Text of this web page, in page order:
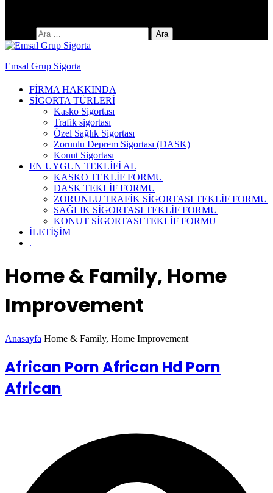
Emsal Grup Sigorta
FİRMA HAKKINDA
SİGORTA TÜRLERİ
Kasko Sigortası
Trafik sigortası
Özel Sağlık Sigortası
Zorunlu Deprem Sigortası (DASK)
Konut Sigortası
EN UYGUN TEKLİFİ AL
KASKO TEKLİF FORMU
DASK TEKLİF FORMU
ZORUNLU TRAFİK SİGORTASI TEKLİF FORMU
SAĞLIK SİGORTASI TEKLİF FORMU
KONUT SİGORTASI TEKLİF FORMU
İLETİŞİM
.
Home & Family, Home
Improvement
Anasayfa Home & Family, Home Improvement
African Porn African Hd Porn
African